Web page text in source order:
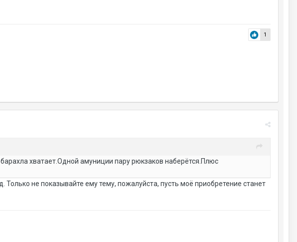
1
хватает.Одной амуниции пару рюкзаков наберётся.Плюс
не показывайте ему тему, пожалуйста, пусть моё приобретение станет